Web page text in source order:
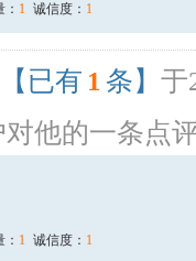
1 诚信度： 1
【已有 1 条】 于
对他的一条点
1 诚信度： 1